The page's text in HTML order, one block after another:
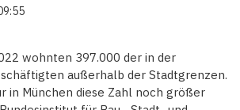
wohnten 397.000 der in der
außerhalb der Stadtgrenzen.
in München diese Zahl noch größer